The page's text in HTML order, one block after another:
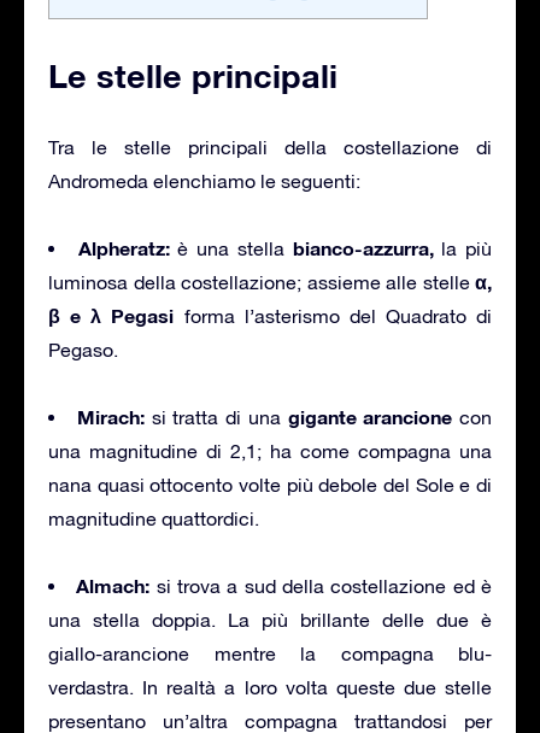
Le stelle principali
Tra le stelle principali della costellazione di
Andromeda elenchiamo le seguenti:
Alpheratz:è una stella bianco-azzurra,la più
luminosa della costellazione; assieme alle stelle α,
β e λ Pegasi forma l’asterismo del Quadrato di
Pegaso.
Mirach:si tratta di una gigante arancione con
una magnitudine di 2,1; ha come compagna una
nana quasi ottocento volte più debole del Sole e di
magnitudine quattordici.
Almach: si trova a sud della costellazione ed è
una stella doppia. La più brillante delle due è
giallo-arancione mentre la compagna blu-
verdastra. In realtà a loro volta queste due stelle
presentano un’altra compagna trattandosi per